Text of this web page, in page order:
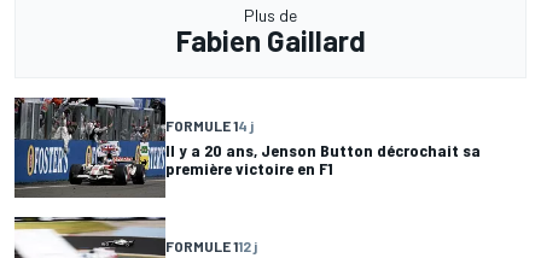
Plus de
Fabien Gaillard
FORMULE 14 j
Il y a 20 ans, Jenson Button décrochait sa
première victoire en F1
FORMULE 112 j